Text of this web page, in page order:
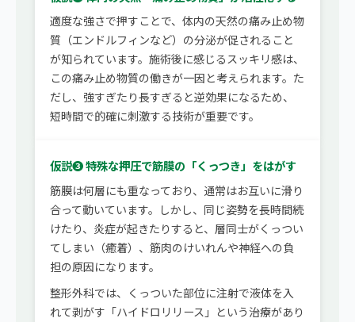
適度な強さで押すことで、体内の天然の痛み止め物
質（エンドルフィンなど）の分泌が促されること
が知られています。施術後に感じるスッキリ感は、
この痛み止め物質の働きが一因と考えられます。た
だし、強すぎたり長すぎると逆効果になるため、
短時間で的確に刺激する技術が重要です。
仮説❸ 特殊な押圧で筋膜の「くっつき」をはがす
筋膜は何層にも重なっており、通常はお互いに滑り
合って動いています。しかし、同じ姿勢を長時間続
けたり、炎症が起きたりすると、層同士がくっつい
てしまい（癒着）、筋肉のけいれんや神経への負
担の原因になります。
整形外科では、くっついた部位に注射で液体を入
れて剥がす「ハイドロリリース」という治療があり